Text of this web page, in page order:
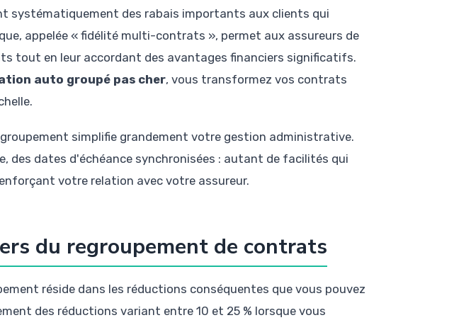
systématiquement des rabais importants aux clients qui
appelée « fidélité multi-contrats », permet aux assureurs de
tout en leur accordant des avantages financiers significatifs.
auto groupé pas cher, vous transformez vos contrats
simplifie grandement votre gestion administrative.
des dates d'échéance synchronisées : autant de facilités qui
votre relation avec votre assureur.
du regroupement de contrats
réside dans les réductions conséquentes que vous pouvez
des réductions variant entre 10 et 25 % lorsque vous